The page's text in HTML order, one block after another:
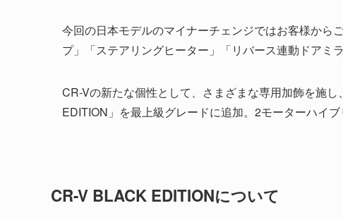
今回の日本モデルのマイナーチェンジではお客様から
プ」「ステアリングヒーター」「リバース連動ドアミ
CR-Vの新たな個性として、さまざまな専用加飾を施
EDITION」を最上級グレードに追加。2モーターハイ
CR-V BLACK EDITIONについて